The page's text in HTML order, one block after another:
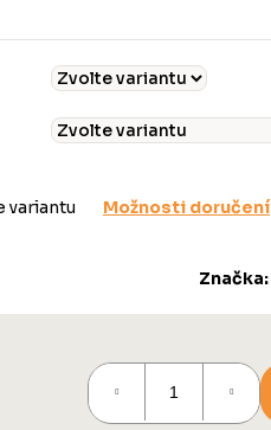
variantu Možnosti doručení
Značka: